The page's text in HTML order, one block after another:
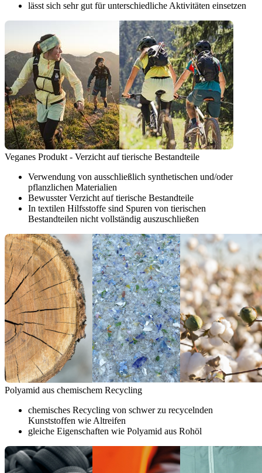
lässt sich sehr gut für unterschiedliche Aktivitäten einsetzen
Veganes Produkt - Verzicht auf tierische Bestandteile
Verwendung von ausschließlich synthetischen und/oder
pflanzlichen Materialien
Bewusster Verzicht auf tierische Bestandteile
In textilen Hilfsstoffe sind Spuren von tierischen
Bestandteilen nicht vollständig auszuschließen
Polyamid aus chemischem Recycling
chemisches Recycling von schwer zu recycelnden
Kunststoffen wie Altreifen
gleiche Eigenschaften wie Polyamid aus Rohöl